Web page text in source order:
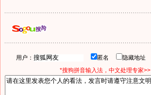
用户： 匿名 隐藏地址
*搜狗拼音输入法，中文处理专家>>